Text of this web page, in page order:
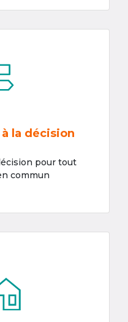
la décision
pour tout
commun